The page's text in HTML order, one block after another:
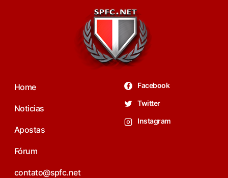
Home
Noticias
Apostas
Fórum
contato@spfc.net
Facebook
Twitter
Instagram